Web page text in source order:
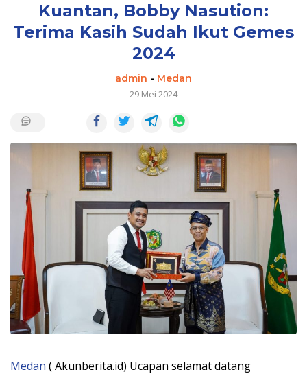
Kuantan, Bobby Nasution:
Terima Kasih Sudah Ikut Gemes
2024
admin - Medan
29 Mei 2024
Medan ( Akunberita.id) Ucapan selamat datang